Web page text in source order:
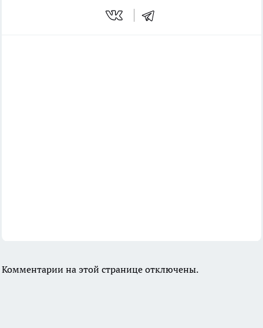
Комментарии на этой странице отключены.